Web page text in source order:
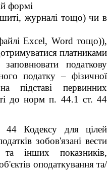
формі
журналі тощо) чи в
Excel, Word тощо)),
платниками
податкову
податку – фізичної
підставі первинних
до норм п. 44.1 ст. 44
Кодексу для цілей
зобов'язані вести
інших показників,
оподаткування та/